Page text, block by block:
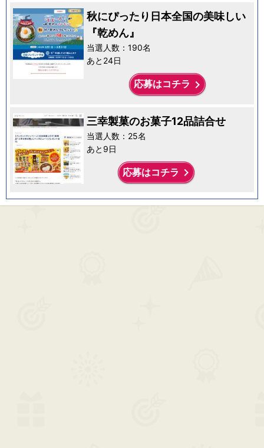
秋にぴったり日本全国の美味しい
『乾めん』
当選人数：190名
あと24日
応募はコチラ keyboard_arrow_right
三幸製菓のお菓子12品詰合せ
当選人数：25名
あと9日
応募はコチラ keyboard_arrow_right